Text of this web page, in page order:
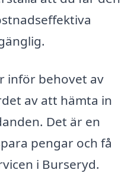
inför behovet av
av att hämta in
Det är en
pengar och få
i Burseryd.